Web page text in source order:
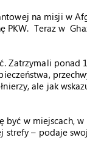
na misji w
PKW. Teraz w
Zatrzymali ponad
ale jak
być w miejscach,
strefy – podaje